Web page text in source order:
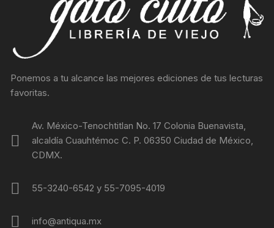
Ponemos a tu alcance las mejores ediciones de tus lecturas
favoritas.
Av. México-Tenochtitlan No. 17 Colonia Buenavista,
alcaldía Cuauhtémoc C. P. 06350 Ciudad de México,
CDMX.
55-3240-6542 y 55-7095-4019
info@antiqua.mx